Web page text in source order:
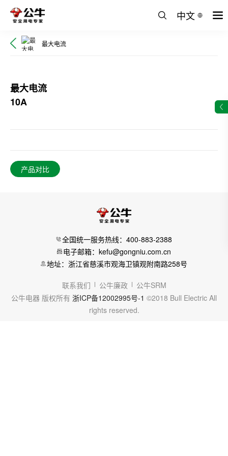
中文
最大电流
最大电流
10A
产品对比
全国统一服务热线：400-883-2388
电子邮箱：kefu@gongniu.com.cn
地址：浙江省慈溪市观海卫镇观附南路258号
联系我们 公牛廉政
公牛SRM
公牛电器 版权所有 浙ICP备12002995号-1 ©2018 Bull Electric All
rights reserved.